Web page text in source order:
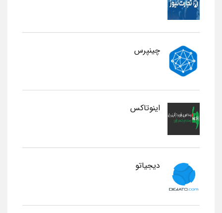
چینپرس
اینوتاکس
دیجیاتو